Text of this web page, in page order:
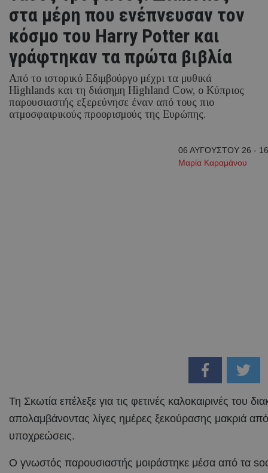
στα μέρη που ενέπνευσαν τον
κόσμο του Harry Potter και
γράφτηκαν τα πρώτα βιβλία
Από το ιστορικό Εδιμβούργο μέχρι τα μυθικά
Highlands και τη διάσημη Highland Cow, ο Κύπριος
παρουσιαστής εξερεύνησε έναν από τους πιο
ατμοσφαιρικούς προορισμούς της Ευρώπης.
06 ΑΥΓΟΥΣΤΟΥ 26 -
Μαρία Καραμάνου
Τη Σκωτία επέλεξε για τις φετινές καλοκαιρινές του
απολαμβάνοντας λίγες ημέρες ξεκούρασης μακριά από
υποχρεώσεις.
Ο γνωστός παρουσιαστής μοιράστηκε μέσα από τα